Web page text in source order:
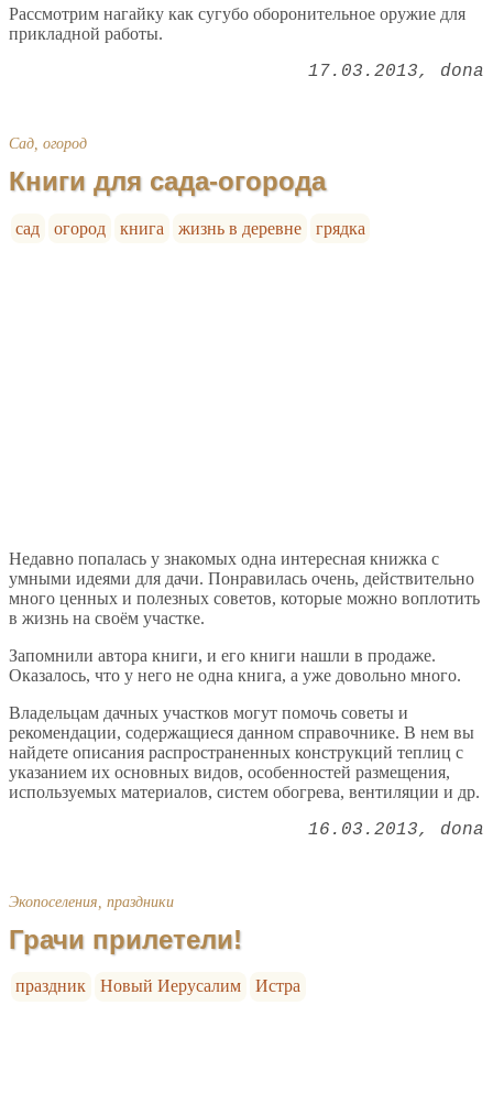
Рассмотрим нагайку как сугубо оборонительное оружие для
прикладной работы.
17.03.2013 dona
Сад, огород
Книги для сада-огорода
сад огород книга жизнь в деревне грядка
Недавно попалась у знакомых одна интересная книжка с
умными идеями для дачи. Понравилась очень, действительно
много ценных и полезных советов, которые можно воплотить
в жизнь на своём участке.
Запомнили автора книги, и его книги нашли в продаже.
Оказалось, что у него не одна книга, а уже довольно много.
Владельцам дачных участков могут помочь советы и
рекомендации, содержащиеся данном справочнике. В нем вы
найдете описания распространенных конструкций теплиц с
указанием их основных видов, особенностей размещения,
используемых материалов, систем обогрева, вентиляции и др.
16.03.2013 dona
Экопоселения, праздники
Грачи прилетели!
праздник Новый Иерусалим Истра